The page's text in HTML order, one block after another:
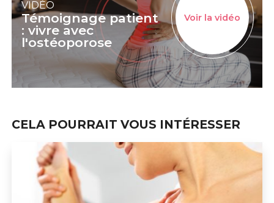
VIDÉO
Témoignage patient
: vivre avec
l'ostéoporose
Voir la vidéo
CELA POURRAIT VOUS INTÉRESSER